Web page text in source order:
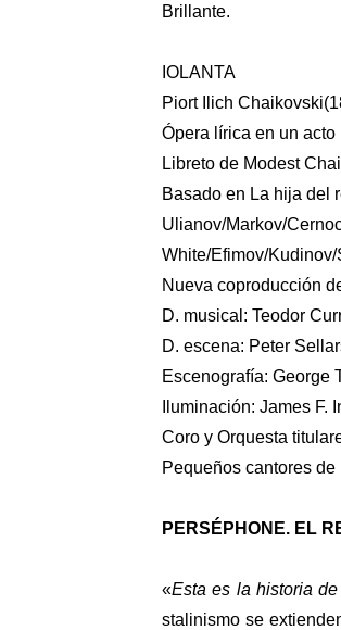
Brillante.
IOLANTA
Piort Ilich
Ópera lírica en un acto
Libreto de Modest
Basado en La hija del
Ulianov/Markov/
White/Efimov/
Nueva coproducción
D. musical: Teodor
D. escena: Peter
Escenografía: George
Iluminación: James F.
Coro y Orquesta
Pequeños cantores de
PERSÉPHONE. EL
«Esta es la historia
stalinismo se